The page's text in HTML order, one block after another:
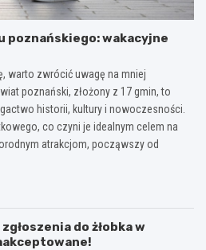
poznańskiego: wakacyjne
warto zwrócić uwagę na mniej
poznański, złożony z 17 gmin, to
historii, kultury i nowoczesności.
co czyni je idealnym celem na
atrakcjom, począwszy od
do żłobka w